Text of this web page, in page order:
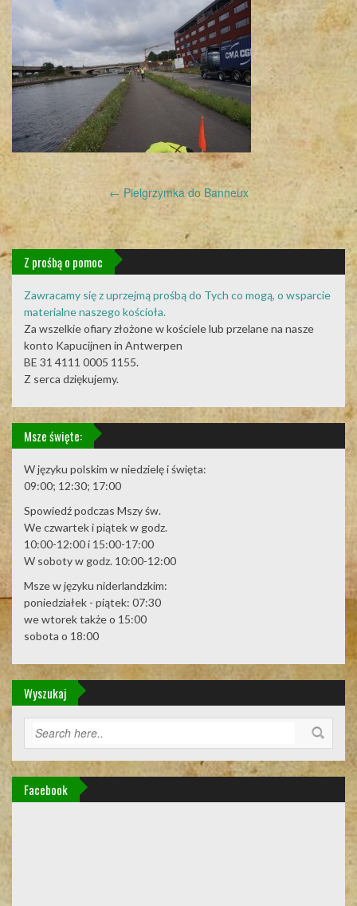
Post
navigation
← Pielgrzymka do Banneux
Z prośbą o pomoc
Zawracamy się z uprzejmą prośbą do Tych co mogą, o wsparcie
materialne naszego kościoła.
Za wszelkie ofiary złożone w kościele lub przelane na nasze
konto Kapucijnen in Antwerpen
BE 31 4111 0005 1155.
Z serca dziękujemy.
Msze święte:
W języku polskim w niedzielę i święta:
09:00; 12:30; 17:00
Spowiedź podczas Mszy św.
We czwartek i piątek w godz.
10:00-12:00 i 15:00-17:00
W soboty w godz. 10:00-12:00
Msze w języku niderlandzkim:
poniedziałek - piątek: 07:30
we wtorek także o 15:00
sobota o 18:00
Wyszukaj
Facebook